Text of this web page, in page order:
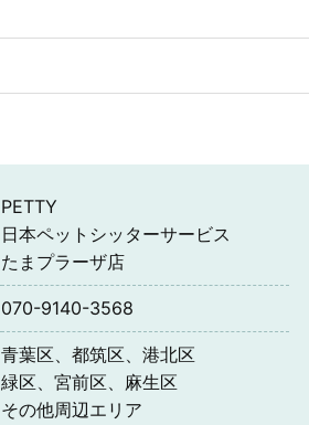
PETTY
日本ペットシッターサービス
たまプラーザ店
070-9140-3568
青葉区、都筑区、港北区
緑区、宮前区、麻生区
その他周辺エリア